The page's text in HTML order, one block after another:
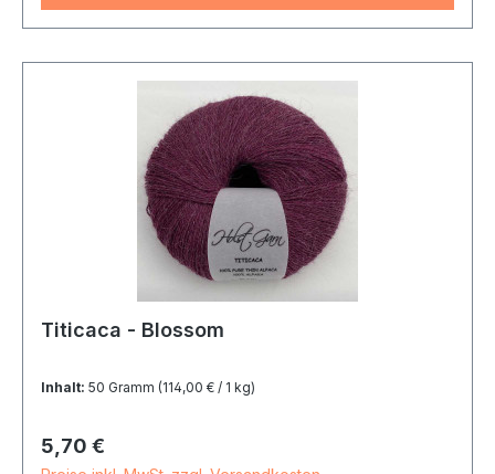
Titicaca - Blossom
Inhalt: 50 Gramm (114,00 € / 1 kg)
Regulärer Preis:
5,70 €